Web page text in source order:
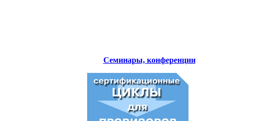
Семинары, конференции